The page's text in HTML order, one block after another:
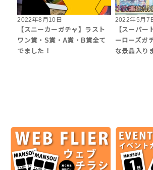
2022年8月10日
【スニーカーガチャ】ラスト
ワン賞・S賞・A賞・B賞全て
でました！
2022年5月7
【スーパー
ーローズガ
な景品入り